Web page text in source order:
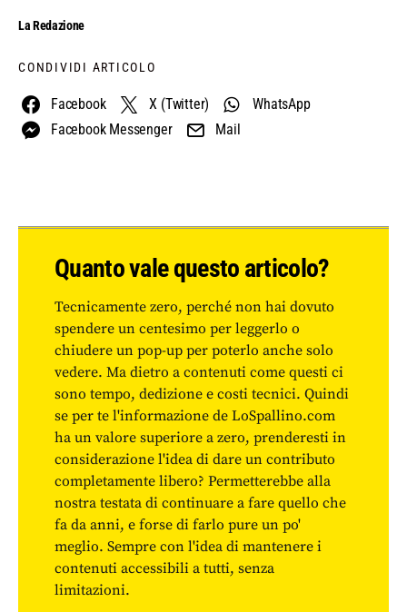
La Redazione
CONDIVIDI ARTICOLO
Facebook X (Twitter)
WhatsApp
Facebook Messenger
Mail
Quanto vale questo articolo?
Tecnicamente zero, perché non hai dovuto
spendere un centesimo per leggerlo o
chiudere un pop-up per poterlo anche solo
vedere. Ma dietro a contenuti come questi ci
sono tempo, dedizione e costi tecnici. Quindi
se per te l'informazione de LoSpallino.com
ha un valore superiore a zero, prenderesti in
considerazione l'idea di dare un contributo
completamente libero? Permetterebbe alla
nostra testata di continuare a fare quello che
fa da anni, e forse di farlo pure un po'
meglio. Sempre con l'idea di mantenere i
contenuti accessibili a tutti, senza
limitazioni.